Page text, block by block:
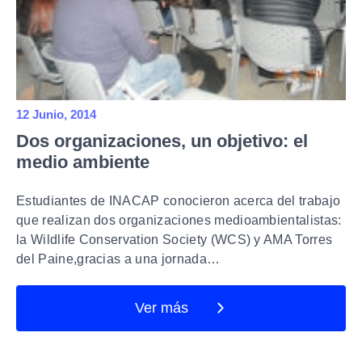
12 Junio, 2014
Dos organizaciones, un objetivo: el
medio ambiente
Estudiantes de INACAP conocieron acerca del trabajo
que realizan dos organizaciones medioambientalistas:
la Wildlife Conservation Society (WCS) y AMA Torres
del Paine,gracias a una jornada…
Ver más